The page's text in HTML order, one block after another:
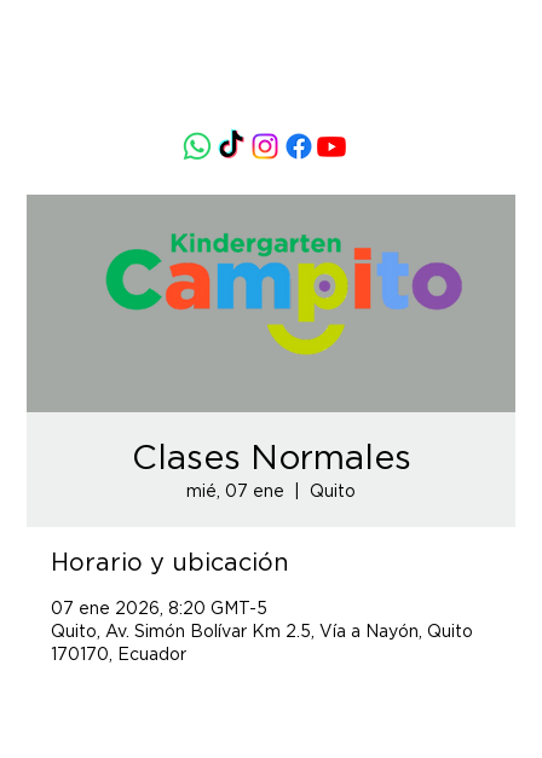
Clases Normales
mié, 07 ene Quito
Horario y ubicación
07 ene 2026, 8:20 GMT-5
Quito, Av. Simón Bolívar Km 2.5, Vía a Nayón, Quito
170170, Ecuador